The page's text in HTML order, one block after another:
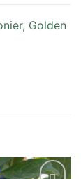
Golden